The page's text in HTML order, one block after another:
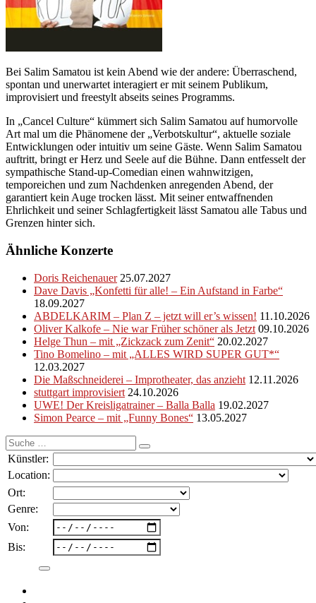
Bei Salim Samatou ist kein Abend wie der andere: Überraschend,
spontan und unerwartet interagiert er mit seinem Publikum,
improvisiert und freestylt abseits seines Programms.
In „Cancel Culture“ kümmert sich Salim Samatou auf humorvolle
Art mal um die Phänomene der „Verbotskultur“, aktuelle soziale
Entwicklungen oder intuitiv um seine Gäste. Wenn Salim Samatou
auftritt, bringt er Herz und Seele auf die Bühne. Dann entfesselt der
sympathische Stand-up-Comedian einen wahnwitzigen,
temporeichen und zum Nachdenken anregenden Abend, der
garantiert kein Auge trocken lässt. Mit seiner entwaffnenden
Ehrlichkeit und seiner Schlagfertigkeit lässt Samatou alle Tabus und
Grenzen hinter sich.
Ähnliche Konzerte
Doris Reichenauer 25.07.2027
Dave Davis „Konfetti für alle! – Ein Aufstand in Farbe“
18.09.2027
ABDELKARIM – Plan Z – jetzt will er’s wissen! 11.10.2026
Oliver Kalkofe – Nie war Früher schöner als Jetzt 09.10.2026
Helge Thun – mit „Zickzack zum Zenit“ 20.02.2027
Tino Bomelino – mit „ALLES WIRD SUPER GUT*“
12.03.2027
Die Maßschneiderei – Improtheater, das anzieht 12.11.2026
stuttgart improvisiert 24.10.2026
UWE! Der Kreisligatrainer – Balla Balla 19.02.2027
Simon Pearce – mit „Funny Bones“ 13.05.2027
Suche
nach:
Künstler:
Location:
Ort:
Genre:
Von:
Bis: